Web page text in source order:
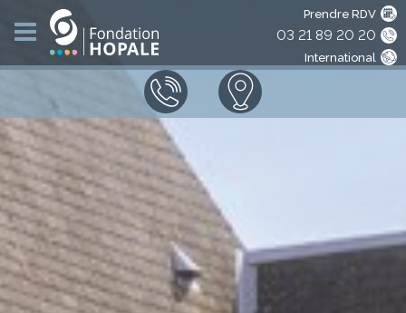
Prendre RDV
03 21 89 20 20
International